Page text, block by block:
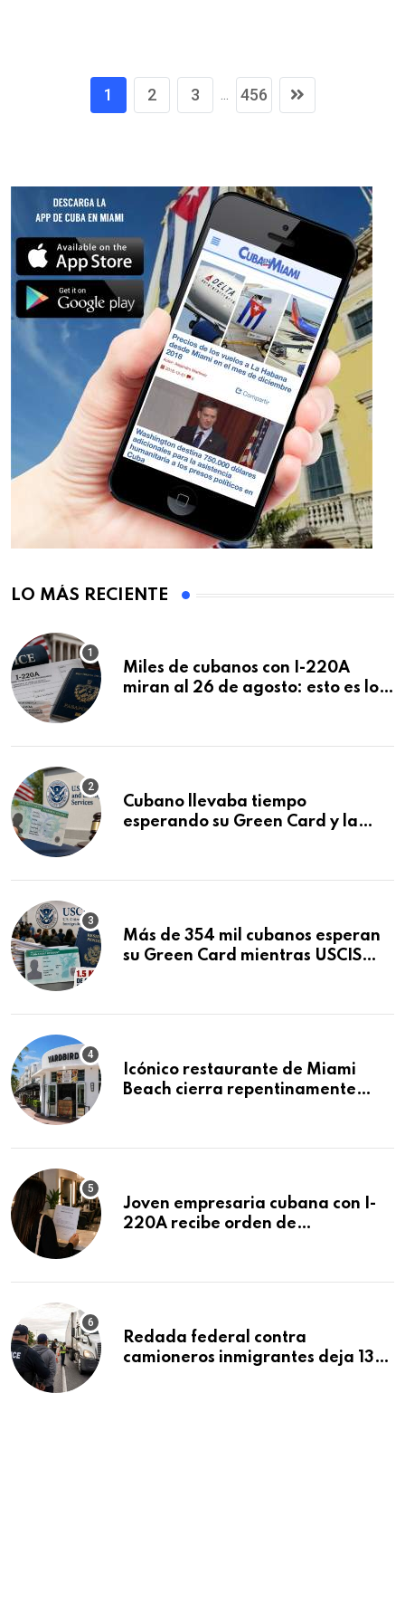
1 2 3 ... 456
LO MÁS RECIENTE
Miles de cubanos con I-220A
miran al 26 de agosto: esto es lo
Cubano llevaba tiempo
esperando su Green Card y la
Más de 354 mil cubanos esperan
su Green Card mientras USCIS
Icónico restaurante de Miami
Beach cierra repentinamente
Joven empresaria cubana con I-
220A recibe orden de
Redada federal contra
camioneros inmigrantes deja 137